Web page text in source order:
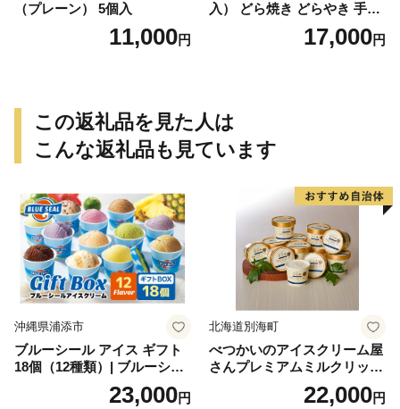
（プレーン） 5個入
11,000円
入） どら焼き どらやき 手土
産 お土産 土産 丹波大納言小
豆 抹茶 林檎 りんご 慶事 お
17,000円
この返礼品を見た人は
こんな返礼品も見ています
沖縄県浦添市
ブルーシール アイス ギフト
18個（12種類）| ブルーシー
ルアイス ブルーシールアイ
スクリーム 着日指定可能 送
23,000円
北海道別海町
べつかいのアイスクリーム屋
さんプレミアムミルクリッチ
12個（AP-01）（ 北海道アイ
ス 北海道産アイス アイス ア
22,000円